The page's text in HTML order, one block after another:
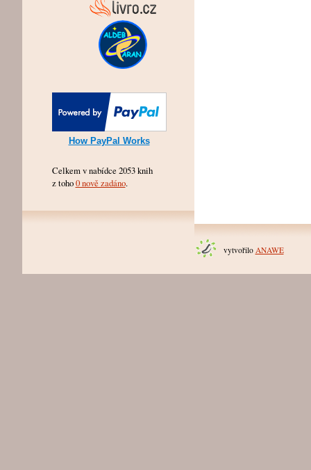
How PayPal Works
Celkem v nabídce 2053 knih
z toho0 nově zadáno.
vytvořilo ANAWE